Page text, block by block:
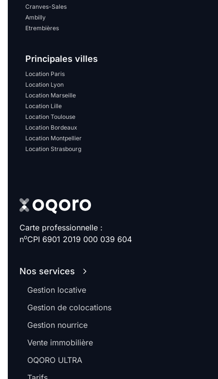
Cranves-Sales
Ambilly
Etrembières
Principales villes
Location Paris
Location Lyon
Location Marseille
Location Lille
Location Toulouse
Location Bordeaux
Location Montpellier
Location Strasbourg
Carte professionnelle :
noCPI 6901 2019 000 039 604
Nos services
Gestion locative
Gestion de colocations
Gestion nourrice
Vente immobilière
OQORO ULTRA